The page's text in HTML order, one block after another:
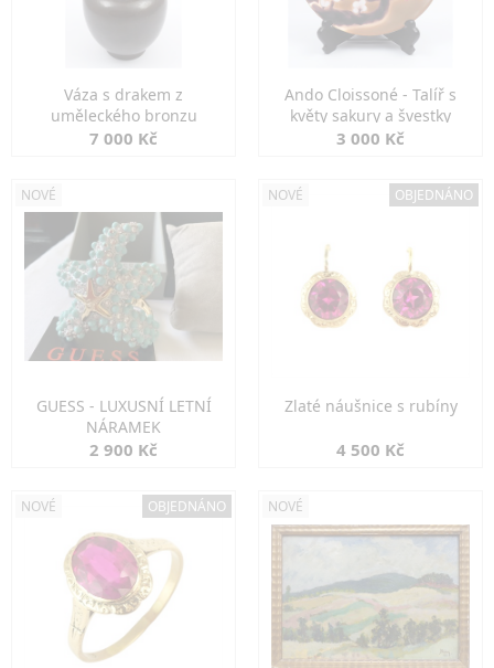
Váza s drakem z
uměleckého bronzu
7 000 Kč
Ando Cloissoné - Talíř s
květy sakury a švestky
3 000 Kč
NOVÉ
GUESS - LUXUSNÍ LETNÍ
NÁRAMEK
2 900 Kč
NOVÉ OBJEDNÁNO
Zlaté náušnice s rubíny
4 500 Kč
NOVÉ OBJEDNÁNO NOVÉ